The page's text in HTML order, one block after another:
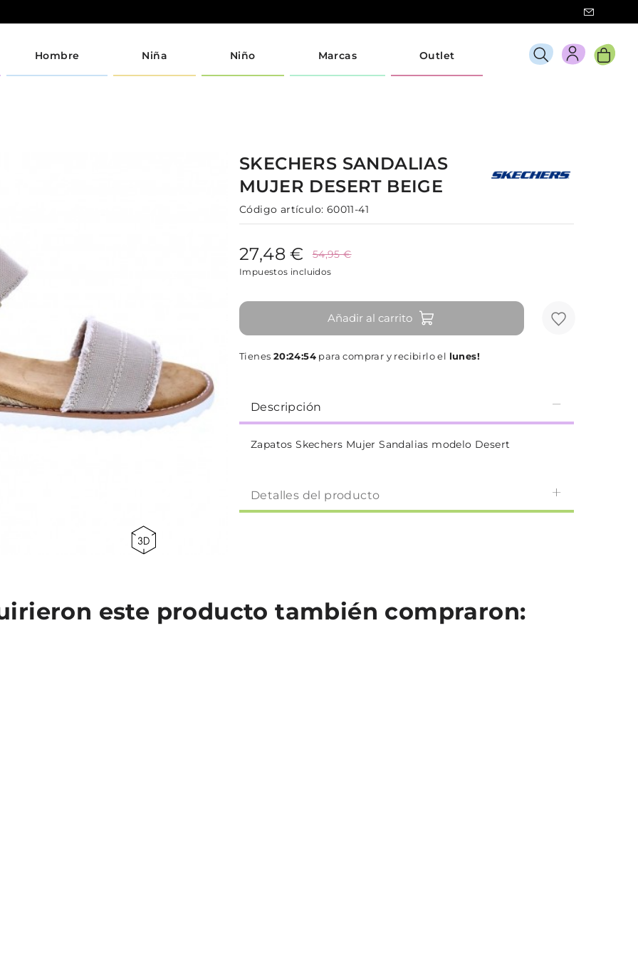
Hombre Niña Niño Marcas Outlet
SKECHERS SANDALIAS
MUJER DESERT BEIGE
Código artículo: 60011-41
27,48 € 54,95 €
Impuestos incluidos
Añadir al carrito
Tienes 20:24:53para comprar y recibirlo el lunes!
Descripción
Zapatos Skechers Mujer Sandalias modelo Desert
Detalles del producto
este producto también compraron: